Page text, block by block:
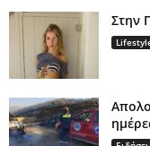
Στην